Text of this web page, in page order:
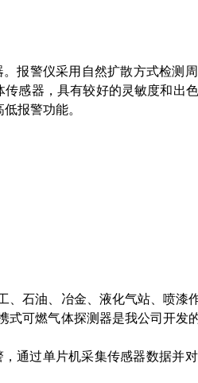
报警仪采用自然扩散方式检测
感器，具有较好的灵敏度和出
报警功能。
、石油、冶金、液化气站、喷漆
式可燃气体探测器是我公司开发
通过单片机采集传感器数据并